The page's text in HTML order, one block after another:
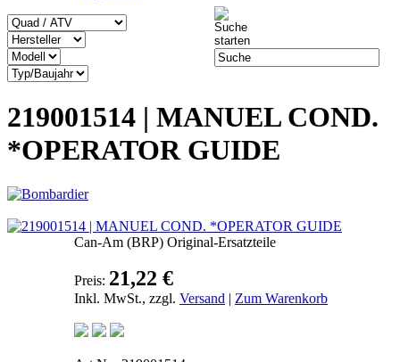
219001514 | MANUEL COND.
*OPERATOR GUIDE
Can-Am (BRP) Original-Ersatzteile
Preis: 21,22 €
Inkl. MwSt., zzgl. Versand | Zum Warenkorb